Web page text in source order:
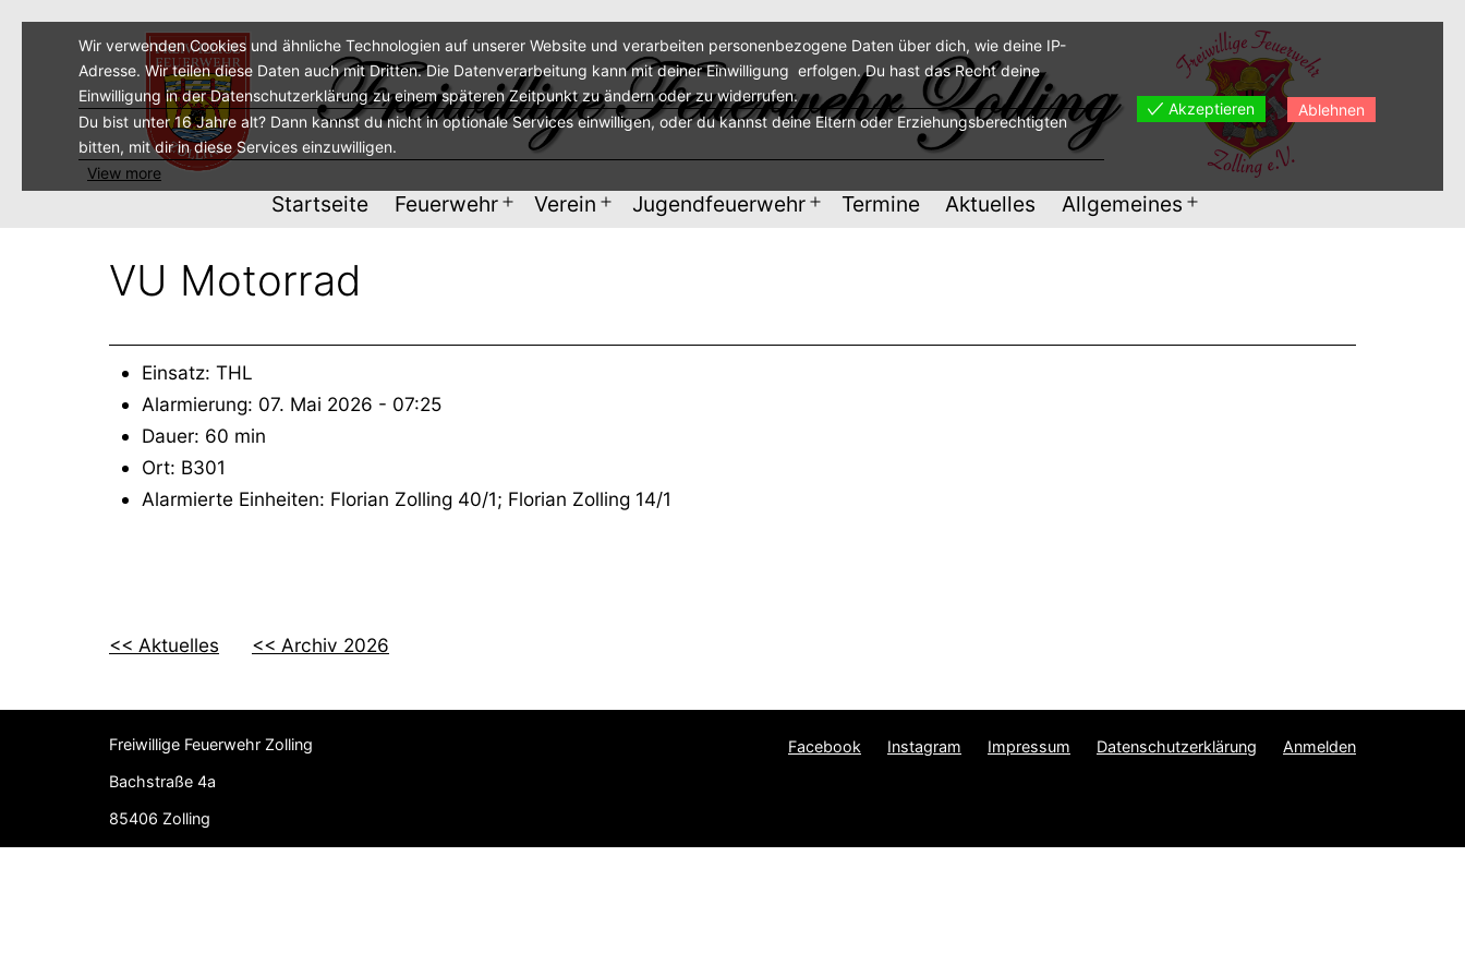
Startseite Feuerwehr MenüVerein MenüJugendfeuerwehr MenüTermine Aktuelles Allgemeines Menü
VU Motorrad
Einsatz: THL
Alarmierung: 07. Mai 2026 - 07:25
Dauer: 60 min
Ort: B301
Alarmierte Einheiten: Florian Zolling 40/1; Florian Zolling 14/1
<< Aktuelles << Archiv 2026
Freiwillige Feuerwehr Zolling
Bachstraße 4a
85406 Zolling
Facebook Instagram Impressum Datenschutzerklärung Anmelden
Wir verwenden Cookies und ähnliche Technologien auf unserer Website und verarbeiten personenbezogene Daten über dich, wie deine IP-
Adresse. Wir teilen diese Daten auch mit Dritten. Die Datenverarbeitung kann mit deiner Einwilligung erfolgen. Du hast das Recht deine
Einwilligung in der Datenschutzerklärung zu einem späteren Zeitpunkt zu ändern oder zu widerrufen.
Du bist unter 16 Jahre alt? Dann kannst du nicht in optionale Services einwilligen, oder du kannst deine Eltern oder Erziehungsberechtigten
bitten, mit dir in diese Services einzuwilligen.
View more
Akzeptieren Ablehnen